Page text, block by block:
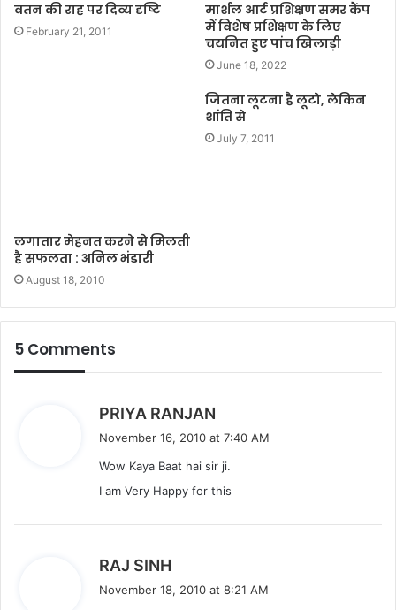
वतन की राह पर दिव्य दृष्टि
February 21, 2011
मार्शल आर्ट प्रशिक्षण समर कैंप
में विशेष प्रशिक्षण के लिए
चयनित हुए पांच खिलाड़ी
June 18, 2022
लगातार मेहनत करने से मिलती
है सफलता : अनिल भंडारी
August 18, 2010
जितना लूटना है लूटो, लेकिन
शांति से
July 7, 2011
5 Comments
PRIYA RANJAN
s
:
November 16, 2010 at 7:40 AM
Wow Kaya Baat hai sir ji.
I am Very Happy for this
RAJ SINH
November 18, 2010 at 8:21 AM